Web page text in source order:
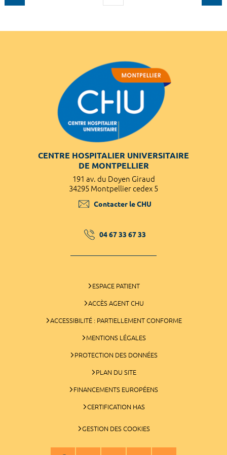
CENTRE HOSPITALIER UNIVERSITAIRE
DE MONTPELLIER
191 av. du Doyen Giraud
34295 Montpellier cedex 5
Contacter le CHU
04 67 33 67 33
ESPACE PATIENT
ACCÈS AGENT CHU
ACCESSIBILITÉ : PARTIELLEMENT CONFORME
MENTIONS LÉGALES
PROTECTION DES DONNÉES
PLAN DU SITE
FINANCEMENTS EUROPÉENS
CERTIFICATION HAS
GESTION DES COOKIES